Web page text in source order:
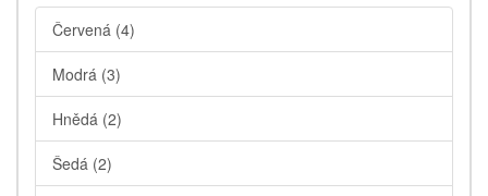
Červená (4)
Modrá (3)
Hnědá (2)
Šedá (2)